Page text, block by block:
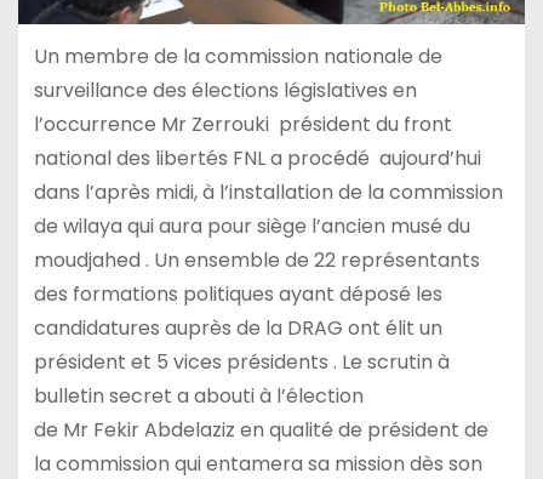
Un membre de la commission nationale de
surveillance des élections législatives en
l’occurrence Mr Zerrouki président du front
national des libertés FNL a procédé aujourd’hui
dans l’après midi, à l’installation de la commission
de wilaya qui aura pour siège l’ancien musé du
moudjahed . Un ensemble de 22 représentants
des formations politiques ayant déposé les
candidatures auprès de la DRAG ont élit un
président et 5 vices présidents . Le scrutin à
bulletin secret a abouti à l’élection
de Mr Fekir Abdelaziz en qualité de président de
la commission qui entamera sa mission dès son